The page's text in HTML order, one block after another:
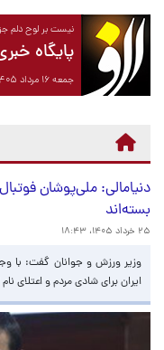
نیست بر لوح دلم
پایگاه
جمعه ۱۶ مرداد ۱۴۰۵ برابر با ۰۷ آگوست ۲۰۲۶
دنیامالی: ملی‌پوشان
بسته‌اند
۲۵ خرداد ۱۴۰۵، ۱۸:۴۳
وزیر ورزش و جوانان گفت: با
ایران برای شادی مردم و اعتلای